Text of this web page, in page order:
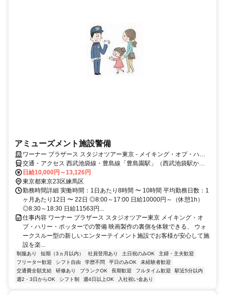
アミューズメント施設警備
ワーナー ブラザース スタジオツアー東京 ‐ メイキング・オブ・ハリ
ー・ポッター
交通・アクセス 西武池袋線・豊島線「豊島園駅」（西武池袋駅から
直通で17分）から徒歩2分、または都営地下鉄大江戸線「豊島園駅」
から徒歩2分
日給10,000円～13,126円
東京都東京23区練馬区
勤務時間詳細 実働時間：1日あたり8時間 〜 10時間 平均勤務日数：1
ヶ月あたり12日 〜 22日 ◎8:00～17:00 日給10000円～（休憩1h）
◎8:30～18:30 日給11563円...
仕事内容 ワーナー ブラザース スタジオツアー東京 メイキング・オ
ブ・ハリー・ポッターでの警備 映画製作の裏側を体験できる、 ウォ
ークスルー型の新しいエンターテイメント施設でお客様が安心して施
設を楽...
制服あり 短期（3ヵ月以内） 社員登用あり 土日祝のみOK
主婦・主夫歓迎
フリーター歓迎
シフト自由 学歴不問 平日のみOK
未経験者歓迎
交通費全額支給
研修あり ブランクOK 長期歓迎 フルタイム歓迎
駅近5分以内
週2・3日からOK
シフト制 週4日以上OK 入社祝い金あり